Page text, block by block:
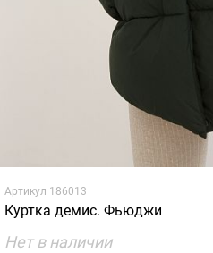
Артикул 186013
Куртка демис. Фьюджи
Нет в наличии